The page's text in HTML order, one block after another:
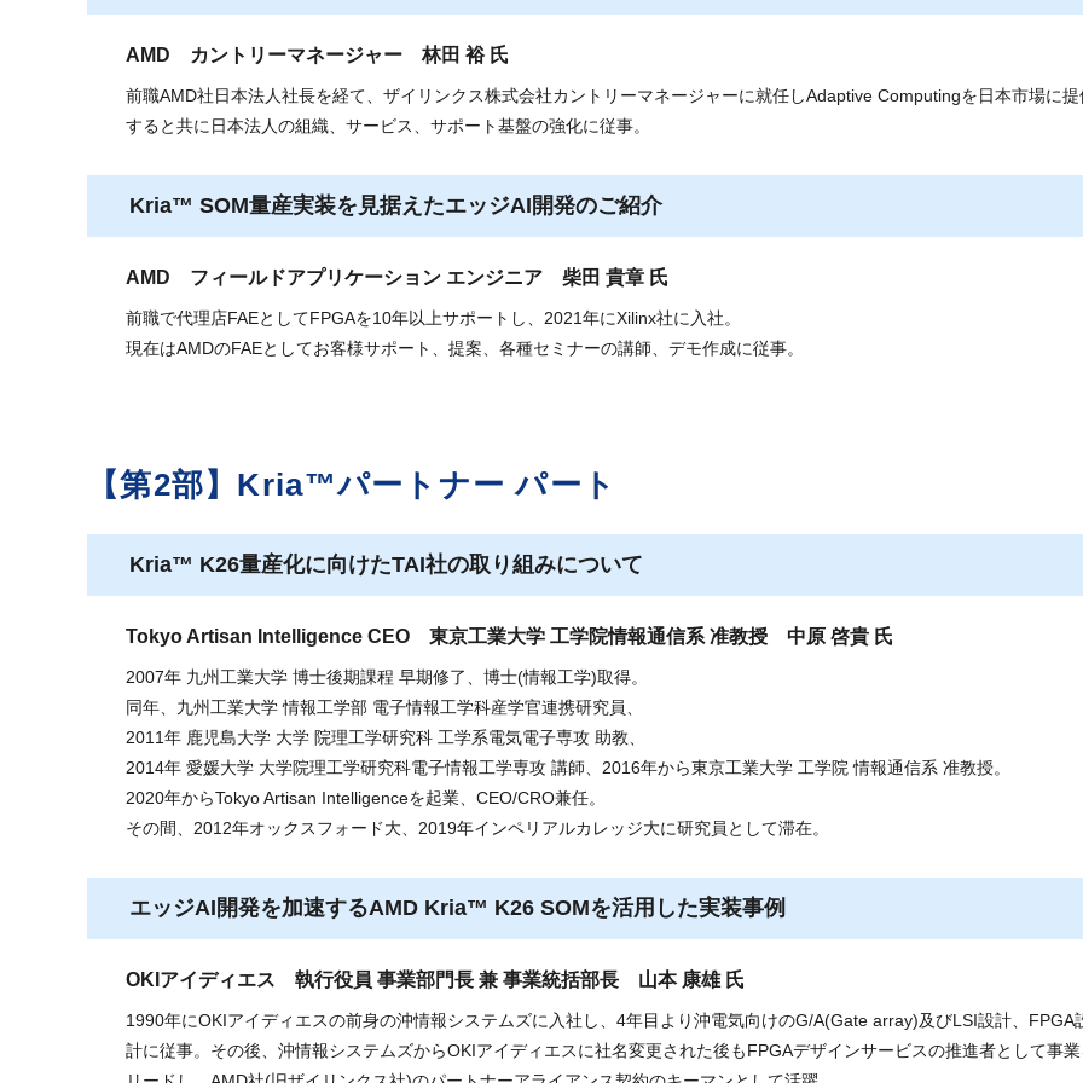
AMD カントリーマネージャー 林田 裕 氏
前職AMD社日本法人社長を経て、ザイリンクス株式会社カントリーマネージャーに就任しAdaptive Computingを日本市場に提
すると共に日本法人の組織、サービス、サポート基盤の強化に従事。
Kria™ SOM量産実装を見据えたエッジAI開発のご紹介
AMD フィールドアプリケーション エンジニア 柴田 貴章 氏
前職で代理店FAEとしてFPGAを10年以上サポートし、2021年にXilinx社に入社。
現在はAMDのFAEとしてお客様サポート、提案、各種セミナーの講師、デモ作成に従事。
【第2部】Kria™パートナー パート
Kria™ K26量産化に向けたTAI社の取り組みについて
Tokyo Artisan Intelligence CEO 東京工業大学 工学院情報通信系 准教授 中原 啓貴 氏
2007年 九州工業大学 博士後期課程 早期修了、博士(情報工学)取得。
同年、九州工業大学 情報工学部 電子情報工学科産学官連携研究員、
2011年 鹿児島大学 大学 院理工学研究科 工学系電気電子専攻 助教、
2014年 愛媛大学 大学院理工学研究科電子情報工学専攻 講師、2016年から東京工業大学 工学院 情報通信系 准教授。
2020年からTokyo Artisan Intelligenceを起業、CEO/CRO兼任。
その間、2012年オックスフォード大、2019年インペリアルカレッジ大に研究員として滞在。
エッジAI開発を加速するAMD Kria™ K26 SOMを活用した実装事例
OKIアイディエス 執行役員 事業部門長 兼 事業統括部長 山本 康雄 氏
1990年にOKIアイディエスの前身の沖情報システムズに入社し、4年目より沖電気向けのG/A(Gate array)及びLSI設計、FPGA
計に従事。その後、沖情報システムズからOKIアイディエスに社名変更された後もFPGAデザインサービスの推進者として事